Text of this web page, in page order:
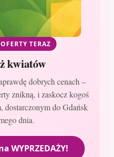
TERAZ
kwiatów
dobrych cenach –
znikną, i zaskocz kogoś
dostarczonym do Gdańsk
dnia.
WYPRZEDAŻY!